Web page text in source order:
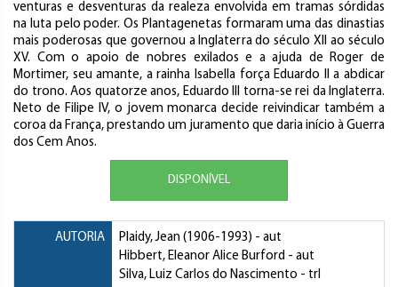
venturas e desventuras da realeza envolvida em tramas sórdidas
na luta pelo poder. Os Plantagenetas formaram uma das dinastias
mais poderosas que governou a Inglaterra do século XII ao século
XV. Com o apoio de nobres exilados e a ajuda de Roger de
Mortimer, seu amante, a rainha Isabella força Eduardo II a abdicar
do trono. Aos quatorze anos, Eduardo III torna-se rei da Inglaterra.
Neto de Filipe IV, o jovem monarca decide reivindicar também a
coroa da França, prestando um juramento que daria início à Guerra
dos Cem Anos.
DISPONÍVEL
AUTORIA Plaidy, Jean (1906-1993) - aut
Hibbert, Eleanor Alice Burford - aut
Silva, Luiz Carlos do Nascimento - trl